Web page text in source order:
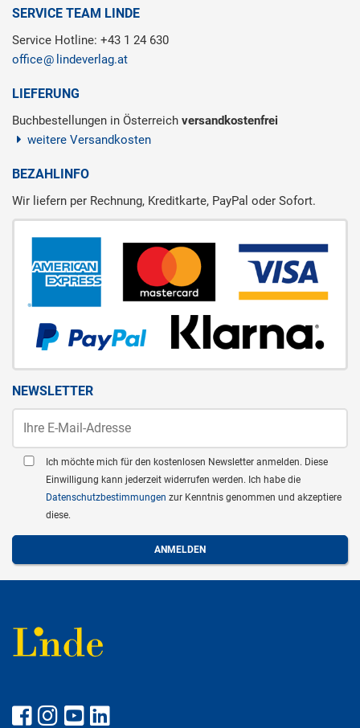
SERVICE TEAM LINDE
Service Hotline: +43 1 24 630
office
lindeverlag.at
LIEFERUNG
Buchbestellungen in Österreich versandkostenfrei
weitere Versandkosten
BEZAHLINFO
Wir liefern per Rechnung, Kreditkarte, PayPal oder Sofort.
NEWSLETTER
Ich möchte mich für den kostenlosen Newsletter anmelden. Diese
Einwilligung kann jederzeit widerrufen werden. Ich habe die
Datenschutzbestimmungen zur Kenntnis genommen und akzeptiere
diese.